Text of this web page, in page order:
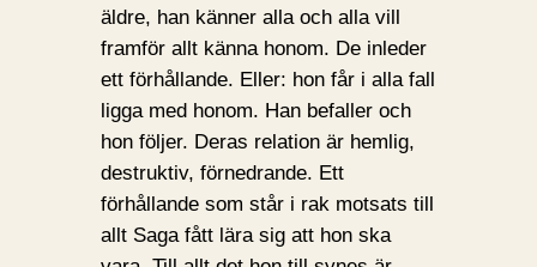
äldre, han känner alla och alla vill
framför allt känna honom. De inleder
ett förhållande. Eller: hon får i alla fall
ligga med honom. Han befaller och
hon följer. Deras relation är hemlig,
destruktiv, förnedrande. Ett
förhållande som står i rak motsats till
allt Saga fått lära sig att hon ska